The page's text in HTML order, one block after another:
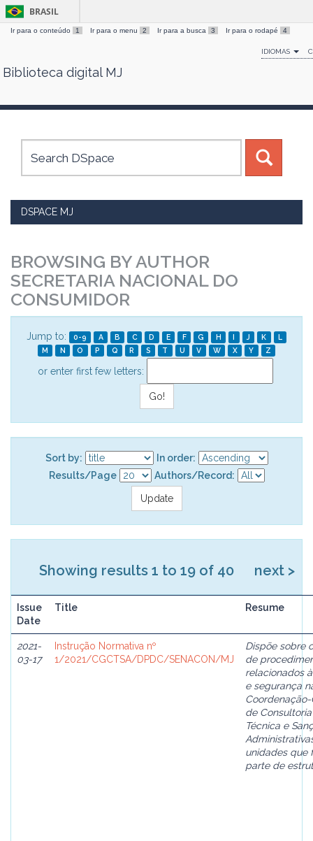
Skip
BRASIL
Ir para o conteúdo 1 Ir para o menu 2 Ir para a busca 3 Ir para o rodapé 4
IDIOMAS
Biblioteca digital MJ
DSPACE MJ
BROWSING BY AUTHOR
SECRETARIA NACIONAL DO
CONSUMIDOR
Jump to: 0-9 A B C D E F G H I J K
L
M
N O P Q R S T U V W X Y Z
or enter first few letters:
Sort by:
In order:
Results/Page
Authors/Record:
Showing results 1 to 19 of 40 next >
Issue
Date
Title Resume
2021-
03-17
Instrução Normativa nº
1/2021/CGCTSA/DPDC/SENACON/MJ
Dispõe sobre
de
relacionados
e segurança
Coordenação-
de Consultoria
Técnica e
unidades que
parte de